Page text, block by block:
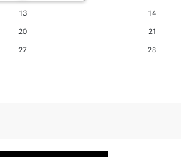
13 14
20 21
27 28